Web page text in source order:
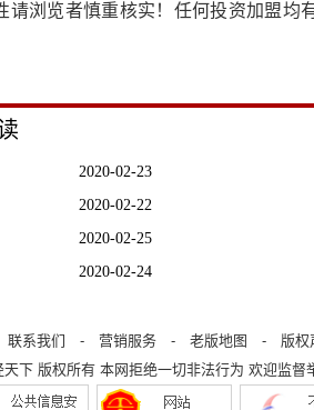
请浏览者慎重核实！任何投资加盟均
2020-02-23
2020-02-22
2020-02-25
2020-02-24
2020-02-25
联系我们 - 营销服务 - 老版地图 - 版权
天下版权所有 本网拒绝一切非法行为 欢迎监督